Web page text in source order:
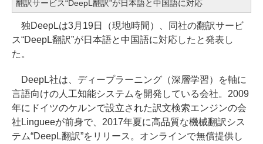
翻訳サービス“DeepL翻訳”が日本語と中国語に対応
独DeepLは3月19日（現地時間）、同社の翻訳サービ
ス“DeepL翻訳”が日本語と中国語に対応したと発表し
た。
DeepL社は、ディープラーニング（深層学習）を軸に
言語向けの人工知能システムを開発している会社。2009
年にドイツのケルンで設立された訳文検索エンジンの会
社Lingueeが前身で、2017年夏に高品質な機械翻訳シス
テム“DeepL翻訳”をリリース。オンラインで無償提供し